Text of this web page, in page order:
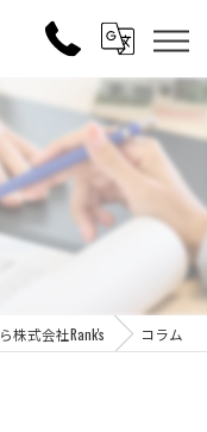
株式会社Rank's コラム